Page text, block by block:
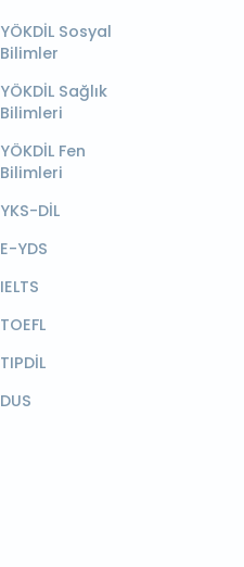
YÖKDİL Sosyal
Bilimler
YÖKDİL Sağlık
Bilimleri
YÖKDİL Fen
Bilimleri
YKS-DİL
E-YDS
IELTS
TOEFL
TIPDİL
DUS